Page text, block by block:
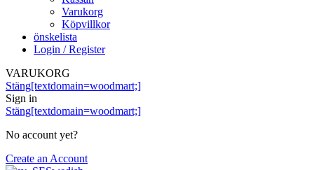
Varukorg
Köpvillkor
önskelista
Login / Register
VARUKORG
Stäng[textdomain=woodmart;]
Sign in
Stäng[textdomain=woodmart;]
No account yet?
Create an Account